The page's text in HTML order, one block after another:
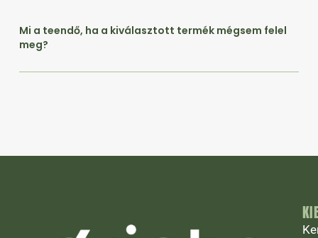
Mi a teendő, ha a kiválasztott termék mégsem felel
meg?